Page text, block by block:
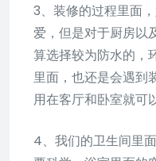
3、装修的过程里面
爱，但是对于厨房以
算选择较为防水的，
里面，也还是会遇到
用在客厅和卧室就可
4、我们的卫生间里